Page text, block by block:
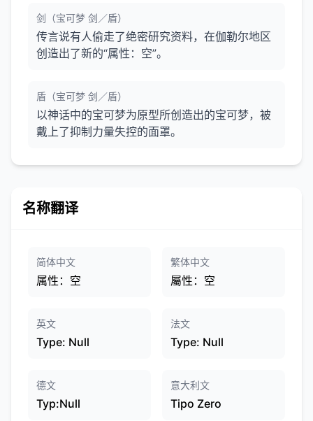
剑（宝可梦 剑／盾）
传言说有人偷走了绝密研究资料，在伽勒尔地区
创造出了新的“属性：空”。
盾（宝可梦 剑／盾）
以神话中的宝可梦为原型所创造出的宝可梦，被
戴上了抑制力量失控的面罩。
名称翻译
简体中文
属性：空
繁体中文
屬性：空
英文
Type: Null
法文
Type: Null
德文
Typ:Null
意大利文
Tipo Zero